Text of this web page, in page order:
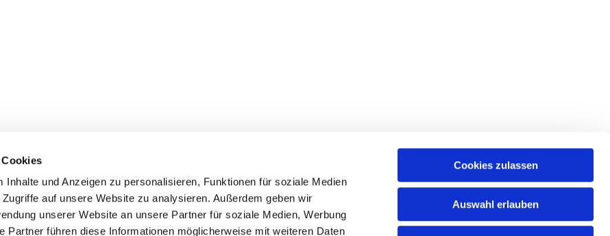
Inhalte und Anzeigen zu personalisieren, Funktionen für soziale Medien
auf unsere Website zu analysieren. Außerdem geben wir
unserer Website an unsere Partner für soziale Medien, Werbung
Partner führen diese Informationen möglicherweise mit weiteren Daten
Cookies zulassen
Auswahl erlauben